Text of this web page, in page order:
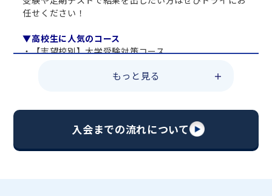
任せください！
▼高校生に人気のコース
・【志望校別】大学受験対策コース
・総合型選抜直前対策コース
・【志望校別】公立・私立高校受験対策コース
もっと見る
入会までの流れについて